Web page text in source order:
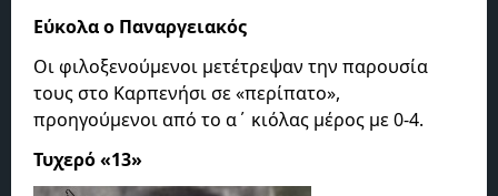
Εύκολα ο Παναργειακός
Οι φιλοξενούμενοι μετέτρεψαν την παρουσία
τους στο Καρπενήσι σε «περίπατο»,
προηγούμενοι από το α΄ κιόλας μέρος με 0-4.
Τυχερό «13»